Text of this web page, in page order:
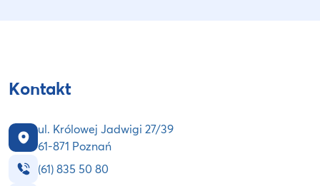
Kontakt
ul. Królowej Jadwigi 27/39
61-871 Poznań
(61) 835 50 80